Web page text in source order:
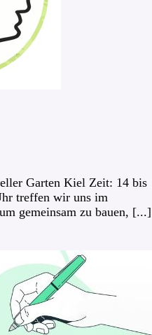
Garten Kiel Zeit: 14 bis
treffen wir uns im
gemeinsam zu bauen, [...]